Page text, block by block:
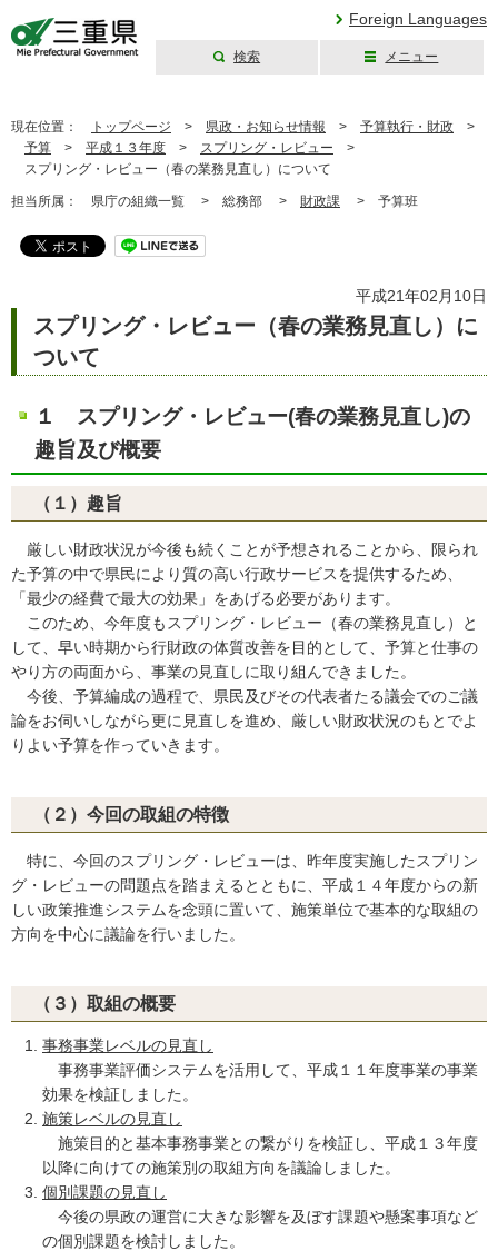
Foreign Languages
検索 メニュー
現在位置： トップページ > 県政・お知らせ情報 > 予算執行・財政 >
予算 > 平成１３年度 > スプリング・レビュー >
スプリング・レビュー（春の業務見直し）について
担当所属： 県庁の組織一覧 > 総務部 > 財政課 > 予算班
平成21年02月10日
スプリング・レビュー（春の業務見直し）に
ついて
１ スプリング・レビュー(春の業務見直し)の
趣旨及び概要
（１）趣旨
厳しい財政状況が今後も続くことが予想されることから、限られ
た予算の中で県民により質の高い行政サービスを提供するため、
「最少の経費で最大の効果」をあげる必要があります。
このため、今年度もスプリング・レビュー（春の業務見直し）と
して、早い時期から行財政の体質改善を目的として、予算と仕事の
やり方の両面から、事業の見直しに取り組んできました。
今後、予算編成の過程で、県民及びその代表者たる議会でのご議
論をお伺いしながら更に見直しを進め、厳しい財政状況のもとでよ
りよい予算を作っていきます。
（２）今回の取組の特徴
特に、今回のスプリング・レビューは、昨年度実施したスプリン
グ・レビューの問題点を踏まえるとともに、平成１４年度からの新
しい政策推進システムを念頭に置いて、施策単位で基本的な取組の
方向を中心に議論を行いました。
（３）取組の概要
事務事業レベルの見直し
事務事業評価システムを活用して、平成１１年度事業の事業
効果を検証しました。
施策レベルの見直し
施策目的と基本事務事業との繋がりを検証し、平成１３年度
以降に向けての施策別の取組方向を議論しました。
個別課題の見直し
今後の県政の運営に大きな影響を及ぼす課題や懸案事項など
の個別課題を検討しました。